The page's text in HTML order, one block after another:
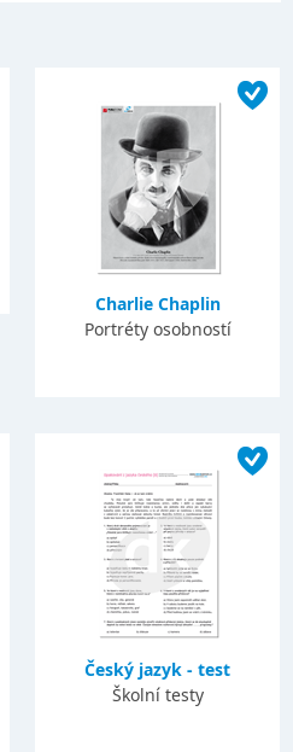
Charlie Chaplin
Portréty osobností
Český jazyk - test
Školní testy